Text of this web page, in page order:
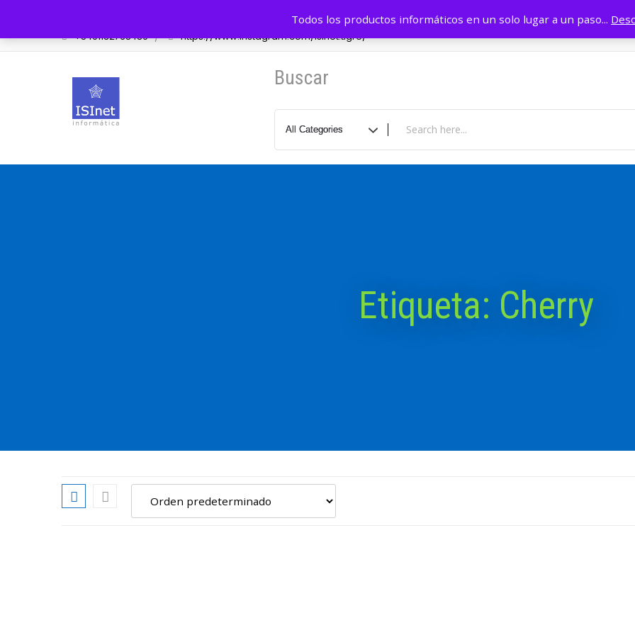
info@isinet.com.ar
11 4749 0884
+5491132768489
https://www.instagram.com/isinet.tigre/
Buscar
Etiqueta: Cherry
Todos los productos informáticos en un solo lugar a un paso...